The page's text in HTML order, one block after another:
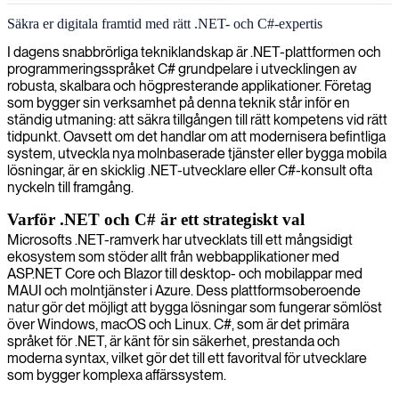
.NET/C# systemutveckling
Vi levererar expert .NET/C#-utvecklare som bygger robusta och
skalbara mjukvarulösningar perfekt anpassade efter dina unika
verksamhetsbehov.
Säkra er digitala framtid med rätt .NET- och C#-expertis
I dagens snabbrörliga tekniklandskap är .NET-plattformen och
programmeringsspråket C# grundpelare i utvecklingen av
robusta, skalbara och högpresterande applikationer. Företag
som bygger sin verksamhet på denna teknik står inför en
ständig utmaning: att säkra tillgången till rätt kompetens vid rätt
tidpunkt. Oavsett om det handlar om att modernisera befintliga
system, utveckla nya molnbaserade tjänster eller bygga mobila
lösningar, är en skicklig .NET-utvecklare eller C#-konsult ofta
nyckeln till framgång.
Varför .NET och C# är ett strategiskt val
Microsofts .NET-ramverk har utvecklats till ett mångsidigt
ekosystem som stöder allt från webbapplikationer med
ASP.NET Core och Blazor till desktop- och mobilappar med
MAUI och molntjänster i Azure. Dess plattformsoberoende
natur gör det möjligt att bygga lösningar som fungerar sömlöst
över Windows, macOS och Linux. C#, som är det primära
språket för .NET, är känt för sin säkerhet, prestanda och
moderna syntax, vilket gör det till ett favoritval för utvecklare
som bygger komplexa affärssystem.